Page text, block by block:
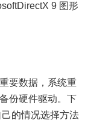
9 图形
要数据，系统重
份硬件驱动。下
的情况选择方法